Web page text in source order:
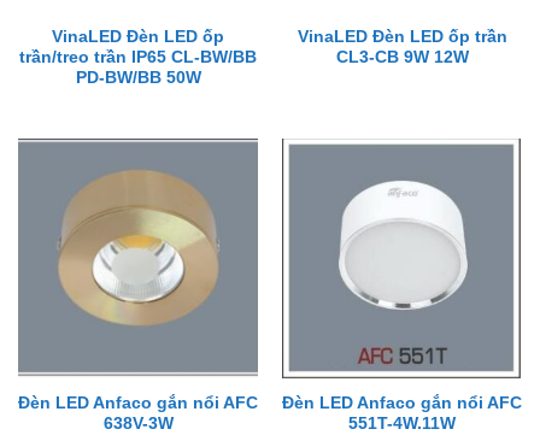
VinaLED Đèn LED ốp
trần/treo trần IP65 CL-BW/BB
PD-BW/BB 50W
VinaLED Đèn LED ốp trần
CL3-CB 9W 12W
Đèn LED Anfaco gắn nổi AFC
638V-3W
Đèn LED Anfaco gắn nổi AFC
551T-4W.11W